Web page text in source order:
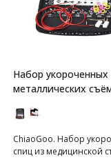
Набор укороченных
металлических
ChiaoGoo. Набор
спиц из медицинской